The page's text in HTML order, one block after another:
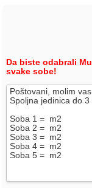
Da biste odabrali
svake sobe!